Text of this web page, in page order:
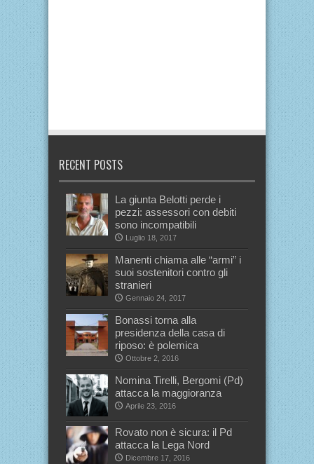
RECENT POSTS
La giunta Belotti perde i
pezzi: assessori con debiti
sono incompatibili
Luglio 18, 2017
Manenti chiama alle “armi” i
suoi sostenitori contro gli
stranieri
Gennaio 24, 2017
Bonassi torna alla
presidenza della casa di
riposo: è polemica
Ottobre 2, 2016
Nomina Tirelli, Bergomi (Pd)
attacca la maggioranza
Aprile 23, 2016
Rovato non è sicura: il Pd
attacca la Lega Nord
Dicembre 17, 2016